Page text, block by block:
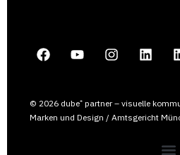
© 2026 dube⁺ partner – visuelle
Marken und Design / Amtsgericht